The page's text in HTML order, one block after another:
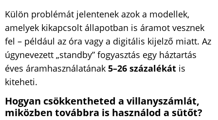
Külön problémát jelentenek azok a modellek,
amelyek kikapcsolt állapotban is áramot vesznek
fel – például az óra vagy a digitális kijelző miatt. Az
úgynevezett „standby” fogyasztás egy háztartás
éves áramhasználatának 5–26 százalékát is
kiteheti.
Hogyan csökkentheted a villanyszámlát,
miközben továbbra is használod a sütőt?